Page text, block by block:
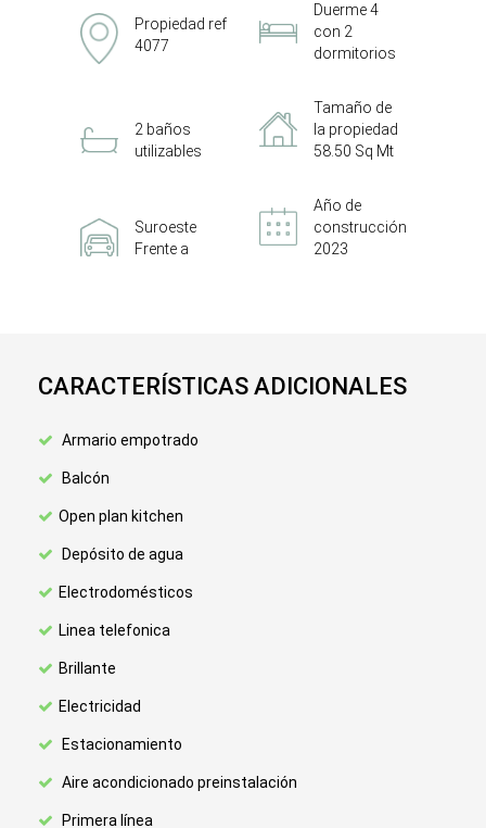
Propiedad ref
4077
Duerme 4
con 2
dormitorios
2 baños
utilizables
Tamaño de
la propiedad
58.50 Sq Mt
Suroeste
Frente a
Año de
construcción
2023
CARACTERÍSTICAS ADICIONALES
Armario empotrado
Balcón
Open plan kitchen
Depósito de agua
Electrodomésticos
Linea telefonica
Brillante
Electricidad
Estacionamiento
Aire acondicionado preinstalación
Primera línea